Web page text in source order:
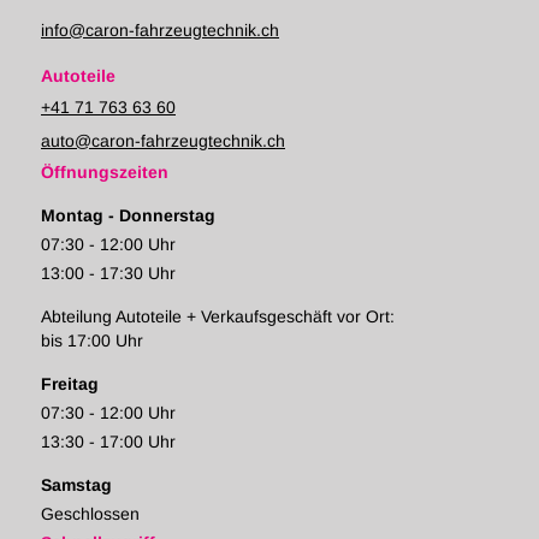
info@caron-fahrzeugtechnik.ch
Autoteile
+41 71 763 63 60
auto@caron-fahrzeugtechnik.ch
Öffnungszeiten
Montag - Donnerstag
07:30 - 12:00 Uhr
13:00 - 17:30 Uhr
Abteilung Autoteile + Verkaufsgeschäft vor Ort:
bis 17:00 Uhr
Freitag
07:30 - 12:00 Uhr
13:30 - 17:00 Uhr
Samstag
Geschlossen